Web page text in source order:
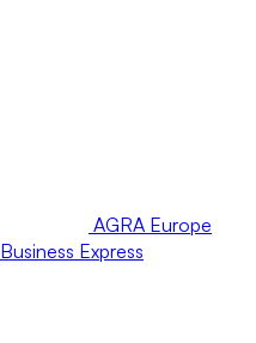
AGRA Europe
Business Express